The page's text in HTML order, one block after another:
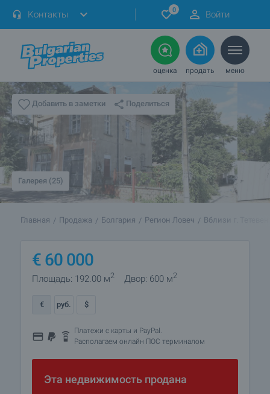
Контакты 0 Войти
оценка продать меню
Добавить в заметки Поделиться
Галерея (25)
Главная Продажа Болгария Регион Ловеч Вблизи г. Тетевен
€ 60 000
Площадь: 192.00 м2 Двор: 600 м2
€ руб. $
Платежи с карты и PayPal.
Располагаем онлайн ПОС терминалом
Эта недвижимость продана